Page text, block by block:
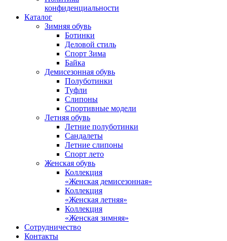
конфиденциальности
Каталог
Зимняя обувь
Ботинки
Деловой стиль
Спорт Зима
Байка
Демисезонная обувь
Полуботинки
Туфли
Слипоны
Спортивные модели
Летняя обувь
Летние полуботинки
Сандалеты
Летние слипоны
Спорт лето
Женская обувь
Коллекция
«Женская демисезонная»
Коллекция
«Женская летняя»
Коллекция
«Женская зимняя»
Сотрудничество
Контакты